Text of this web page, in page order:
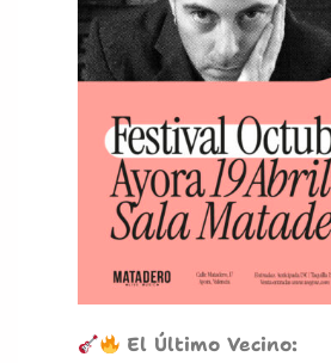
El Último Vecino: